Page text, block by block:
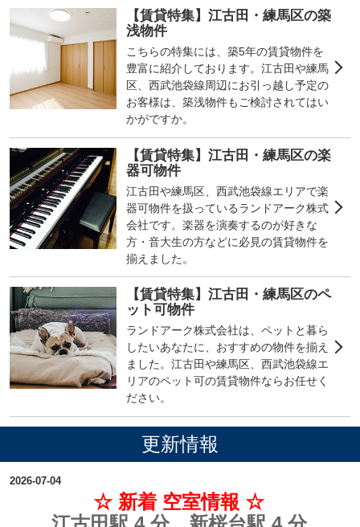
【賃貸特集】江古田・練馬区の築
浅物件
こちらの特集には、築5年の賃貸物件を
豊富に紹介しております。江古田や練馬
区、西武池袋線周辺にお引っ越し予定の
お客様は、築浅物件もご検討されてはい
かがですか。
【賃貸特集】江古田・練馬区の楽
器可物件
江古田や練馬区、西武池袋線エリアで楽
器可物件を扱っているランドアーク株式
会社です。楽器を演奏するのが好きな
方・音大生の方などに必見の賃貸物件を
揃えました。
【賃貸特集】江古田・練馬区のペ
ット可物件
ランドアーク株式会社は、ペットと暮ら
したいあなたに、おすすめの物件を揃え
ました。江古田や練馬区、西武池袋線エ
リアのペット可の賃貸物件ならお任せく
ださい。
更新情報
2026-07-04
☆ 新着 空室情報 ☆